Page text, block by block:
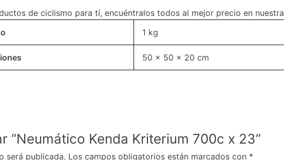
de ciclismo para tí, encuéntralos todos al mejor precio en nuestra
1 kg
50 × 50 × 20 cm
“Neumático Kenda Kriterium 700c x 23”
será publicada. Los campos obligatorios están marcados con *